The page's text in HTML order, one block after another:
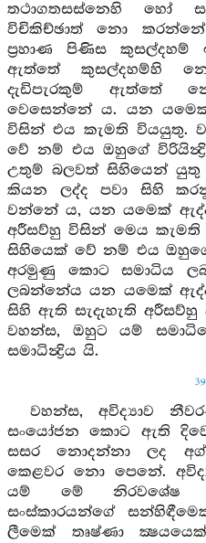
තථාගතසස්නෙහි හෝ
විචිකිච්ඡාත් නො
ප්‍රහාණ පිණිස කුසල්දහම්
ඇත්තේ කුසල්දහම්හි
දැඩිපැරකුම් ඇත්තේ
වෙසෙන්නේ ය. යන යමෙක්
විසින් එය කැමති වියයුතු.
වේ නම් එය ඔහුගේ
උතුම් බලවත් සිහියෙන් යුතු
කියන ලද්ද පවා සිහි
වන්නේ ය, යන යමෙක්
අරීසව්හු විසින් මෙය
සිහියෙක් වේ නම් එය
අරමුණු කොට සමාධිය
ලබන්නේය යන යමෙක්
සිහි ඇති සැදැහැති
වහන්ස, ඔහුට යම්
සමාධින්‍ද්‍රිය යි.
වහන්ස, අවිද්‍යාව
සංයෝජන කොට ඇති
සසර නොදන්නා ලද
කෙළවර නො පෙනේ.
යම් මේ නිරවශේෂ
සංස්කාරයන්ගේ
ලීමෙක් තෘෂ්ණා